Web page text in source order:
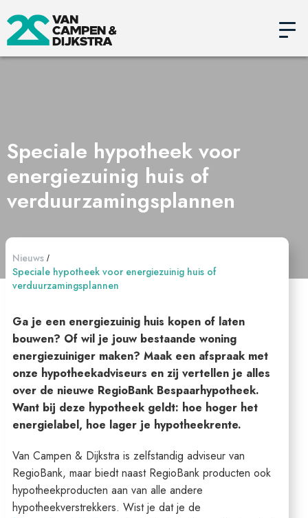
Speciale hypotheek voor
energiezuinig huis of
verduurzamingsplannen
Nieuws /
Speciale hypotheek voor energiezuinig huis of
verduurzamingsplannen
Ga je een energiezuinig huis kopen of laten
bouwen? Of wil je jouw bestaande woning
energiezuiniger maken? Maak een afspraak met
onze hypotheekadviseurs en zij vertellen je alles
over de nieuwe RegioBank Bespaarhypotheek.
Want bij deze hypotheek geldt: hoe hoger het
energielabel, hoe lager je hypotheekrente.
Van Campen & Dijkstra is zelfstandig adviseur van
RegioBank, maar biedt naast RegioBank producten ook
hypotheekproducten aan van alle andere
hypotheekverstrekkers. Wist je dat je de